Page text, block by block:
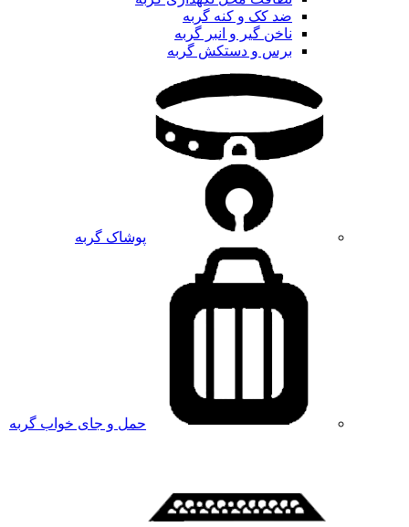
ضد کک و کنه گربه
ناخن گیر و انبر گربه
برس و دستکش گربه
پوشاک گربه
حمل و جای خواب گربه